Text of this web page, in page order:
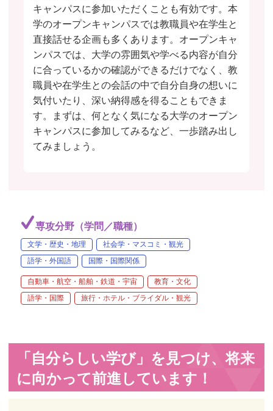
キャンパスに参加いただくことも有効です。本
学のオープンキャンパスでは教職員や在学生と
直接話せる企画も多くあります。オープンキャ
ンパスでは、大学の雰囲気や学べる内容が自分
に合っているかの確認ができるだけでなく、教
職員や在学生との会話の中で自分自身の想いに
気付いたり、深い納得感を得ることもできま
す。まずは、何となく気になる大学のオープン
キャンパスに参加してみるなど、一歩踏み出し
てみましょう。
専攻分野（学問／職種）
文学・歴史・地理
社会学・マスコミ・観光
語学・外国語
国際・国際関係
自動車・航空・船舶・鉄道・宇宙
教育・文化
語学・国際
旅行・ホテル・ブライダル・観光
「自分らしい学び」を見つけ、将来
に向かって前進しています！